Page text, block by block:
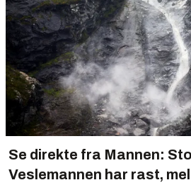
Se direkte fra Mannen:
Veslemannen har rast,